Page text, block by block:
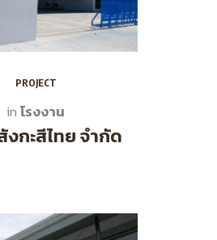
PROJECT
in โรงงาน
กะสีไทย จำกัด